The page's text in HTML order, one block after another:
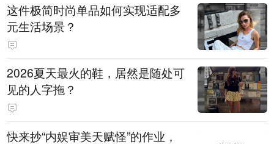
这件极简时尚单品如何实现适配多
元生活场景？
2026夏天最火的鞋，居然是随处可
见的人字拖？
快来抄“内娱审美天赋怪”的作业，